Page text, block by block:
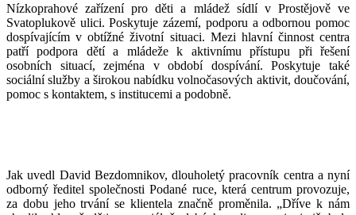
Nízkoprahové zařízení pro děti a mládež sídlí v Prostějově ve
Svatoplukově ulici. Poskytuje zázemí, podporu a odbornou pomoc
dospívajícím v obtížné životní situaci. Mezi hlavní činnost centra
patří podpora dětí a mládeže k aktivnímu přístupu při řešení
osobních situací, zejména v období dospívání. Poskytuje také
sociální služby a širokou nabídku volnočasových aktivit, doučování,
pomoc s kontaktem, s institucemi a podobně.
Jak uvedl David Bezdomnikov, dlouholetý pracovník centra a nyní
odborný ředitel společnosti Podané ruce, která centrum provozuje,
za dobu jeho trvání se klientela značně proměnila. „Dříve k nám